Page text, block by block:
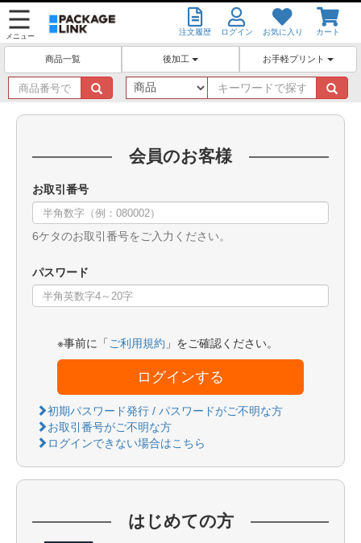
メニュー 注文履歴 ログイン お気に入り カート
商品一覧 後加工 お手軽プリント
商
品
番
キ
ー
ワ
会員のお客様
お取引番号
6ケタのお取引番号をご入力ください。
パスワード
※事前に「 ご利用規約 」をご確認ください。
ログインする
初期パスワード発行 / パスワードがご不明な方
お取引番号がご不明な方
ログインできない場合はこちら
はじめての方